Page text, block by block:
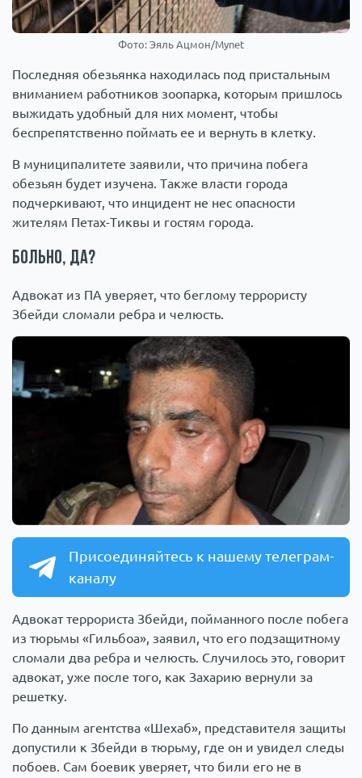
Фото: Эяль Ацмон/Mynet
Последняя обезьянка находилась под пристальным
вниманием работников зоопарка, которым пришлось
выжидать удобный для них момент, чтобы
беспрепятственно поймать ее и вернуть в клетку.
В муниципалитете заявили, что причина побега
обезьян будет изучена. Также власти города
подчеркивают, что инцидент не нес опасности
жителям Петах-Тиквы и гостям города.
Больно, да?
Адвокат из ПА уверяет, что беглому террористу
Збейди сломали ребра и челюсть.
Присоединяйтесь к нашему телеграм-
каналу
Адвокат террориста Збейди, пойманного после побега
из тюрьмы «Гильбоа», заявил, что его подзащитному
сломали два ребра и челюсть. Случилось это, говорит
адвокат, уже после того, как Захарию вернули за
решетку.
По данным агентства «Шехаб», представителя защиты
допустили к Збейди в тюрьму, где он и увидел следы
побоев. Сам боевик уверяет, что били его не в